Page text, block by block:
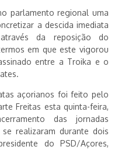
parlamento regional uma
a descida imediata
da reposição do
em que este vigorou
entre a Troika e o
açorianos foi feito pelo
Freitas esta quinta-feira,
das jornadas
realizaram durante dois
do PSD/Açores,